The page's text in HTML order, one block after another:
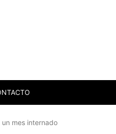
mes internado